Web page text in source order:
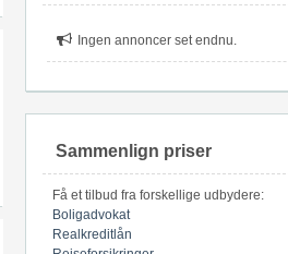
Ingen annoncer set endnu.
Sammenlign priser
Få et tilbud fra forskellige udbydere:
Boligadvokat
Realkreditlån